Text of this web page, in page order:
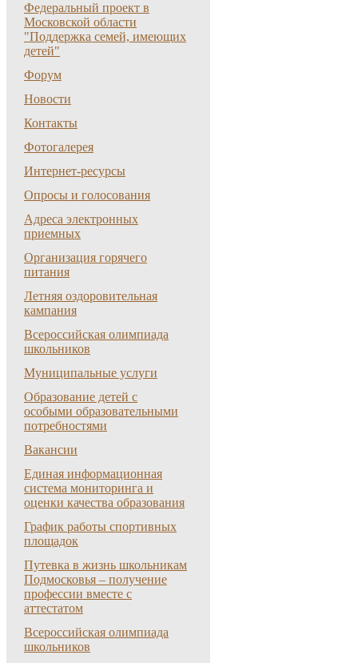
Федеральный проект в
Московской области
"Поддержка семей, имеющих
детей"
Форум
Новости
Контакты
Фотогалерея
Интернет-ресурсы
Опросы и голосования
Адреса электронных
приемных
Организация горячего
питания
Летняя оздоровительная
кампания
Всероссийская олимпиада
школьников
Муниципальные услуги
Образование детей с
особыми образовательными
потребностями
Вакансии
Единая информационная
система мониторинга и
оценки качества образования
График работы спортивных
площадок
Путевка в жизнь школьникам
Подмосковья – получение
профессии вместе с
аттестатом
Всероссийская олимпиада
школьников